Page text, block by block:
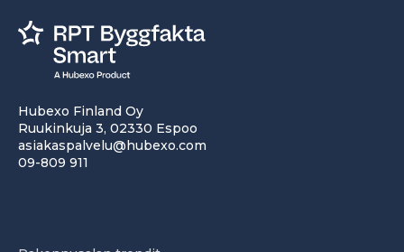
Hubexo Finland Oy
Ruukinkuja 3, 02330 Espoo
asiakaspalvelu@hubexo.com
09-809 911